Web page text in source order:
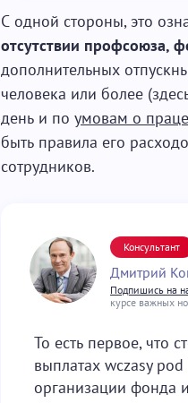
С одной стороны, это
отсутствии профсоюза,
дополнительных
человека или более
день и по умовам о праце
быть правила его
сотрудников.
Консультант
Дмитрий
Подпишись на
курсе важных
То есть первое, что
выплатах wczasy
организации фонда